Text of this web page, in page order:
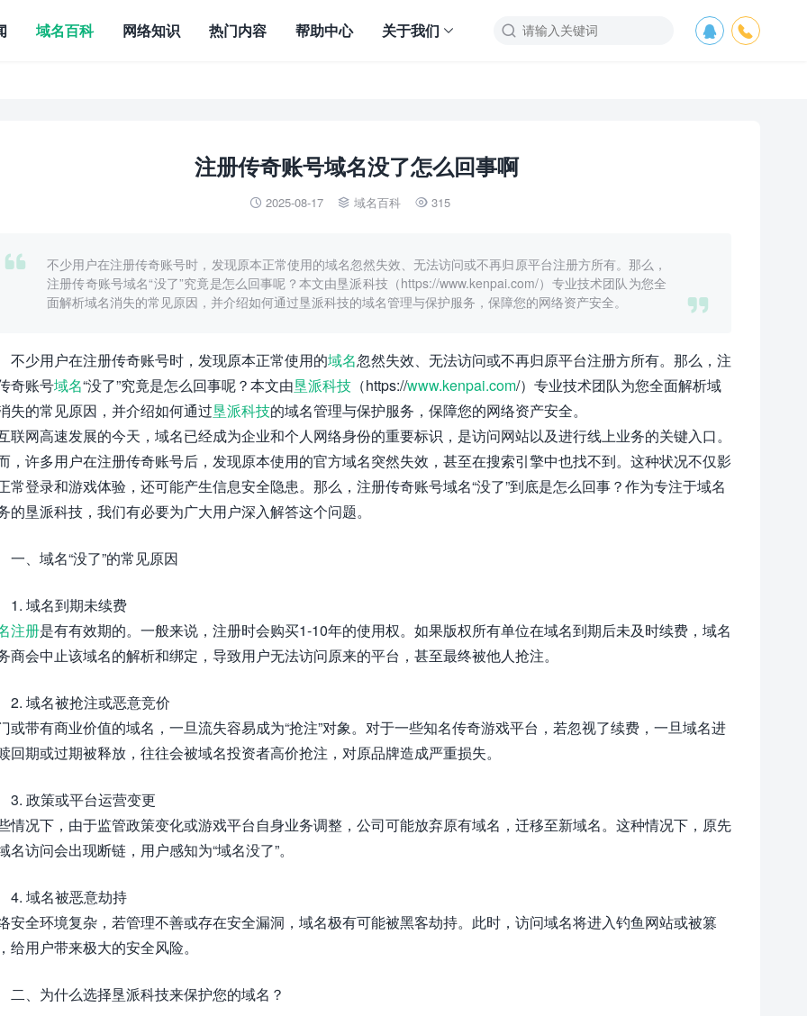
 

域名百科 网络知识 热门内容 帮助中心 关于我们
注册传奇账号域名没了怎么回事啊
 2025-08-17  域名百科  315


不少用户在注册传奇账号时，发现原本正常使用的域名忽然失效、无法访问或不再归原平台注册方所有。那么，
注册传奇账号域名“没了”究竟是怎么回事呢？本文由垦派科技（https://www.kenpai.com/）专业技术团队为您全
面解析域名消失的常见原因，并介绍如何通过垦派科技的域名管理与保护服务，保障您的网络资产安全。
不少用户在注册传奇账号时，发现原本正常使用的域名忽然失效、无法访问或不再归原平台注册方所有。那么，注
奇账号域名“没了”究竟是怎么回事呢？本文由垦派科技 （https://www.kenpai.com/）专业技术团队为您全面解析域
失的常见原因，并介绍如何通过垦派科技的域名管理与保护服务，保障您的网络资产安全。
联网高速发展的今天，域名已经成为企业和个人网络身份的重要标识，是访问网站以及进行线上业务的关键入口。
，许多用户在注册传奇账号后，发现原本使用的官方域名突然失效，甚至在搜索引擎中也找不到。这种状况不仅影
常登录和游戏体验，还可能产生信息安全隐患。那么，注册传奇账号域名“没了”到底是怎么回事？作为专注于域名
的垦派科技，我们有必要为广大用户深入解答这个问题。
一、域名“没了”的常见原因
1. 域名到期未续费
注册是有有效期的。一般来说，注册时会购买1-10年的使用权。如果版权所有单位在域名到期后未及时续费，域名
商会中止该域名的解析和绑定，导致用户无法访问原来的平台，甚至最终被他人抢注。
2. 域名被抢注或恶意竞价
或带有商业价值的域名，一旦流失容易成为“抢注”对象。对于一些知名传奇游戏平台，若忽视了续费，一旦域名进
回期或过期被释放，往往会被域名投资者高价抢注，对原品牌造成严重损失。
3. 政策或平台运营变更
情况下，由于监管政策变化或游戏平台自身业务调整，公司可能放弃原有域名，迁移至新域名。这种情况下，原先
名访问会出现断链，用户感知为“域名没了”。
4. 域名被恶意劫持
安全环境复杂，若管理不善或存在安全漏洞，域名极有可能被黑客劫持。此时，访问域名将进入钓鱼网站或被篡
给用户带来极大的安全风险。
二、为什么选择垦派科技来保护您的域名？